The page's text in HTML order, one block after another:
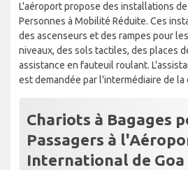
L'aéroport propose des installations
Personnes à Mobilité Réduite. Ces
des ascenseurs et des rampes pour
niveaux, des sols tactiles, des places
assistance en fauteuil roulant.
est demandée par l'intermédiaire de la
Chariots à Bagages
Passagers à
International de Goa